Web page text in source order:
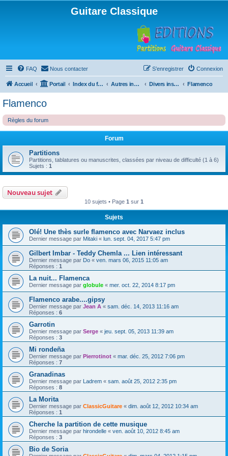
Guitare Classique
FAQ Nous contacter Connexion
S’enregistrer
Accueil Portail Index du forum Autres instruments à cordes pincées, ou styles Divers instruments Flamenco
Flamenco
Règles du forum
Forum
Partitions
Partitions, tablatures ou manuscrites, classées par niveau de difficulté (1 à 6)
Sujets : 1
Nouveau sujet
10 sujets • Page 1 sur 1
Sujets
Olé! Une thès surle flamenco avec Narvaez inclus
Dernier message par Mitaki « lun. sept. 04, 2017 5:47 pm
Gilbert Imbar - Teddy Chemla ... Lien intéressant
Dernier message par Do « ven. mars 06, 2015 11:05 am
Réponses : 1
La nuit... Flamenca
Dernier message par globule « mer. oct. 22, 2014 8:17 pm
Flamenco arabe....gipsy
Dernier message par Jean A « sam. déc. 14, 2013 11:16 am
Réponses : 6
Garrotin
Dernier message par Serge « jeu. sept. 05, 2013 11:39 am
Réponses : 3
Mi rondeña
Dernier message par Pierrotinot « mar. déc. 25, 2012 7:06 pm
Réponses : 7
Granadinas
Dernier message par Ladrem « sam. août 25, 2012 2:35 pm
Réponses : 8
La Morita
Dernier message par ClassicGuitare « dim. août 12, 2012 10:34 am
Réponses : 1
Cherche la partition de cette musique
Dernier message par hirondelle « ven. août 10, 2012 8:45 am
Réponses : 3
Bio de Soria